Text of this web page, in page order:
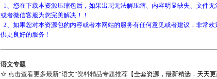
1、您在下载本资源压缩包后，如果出现无法解压缩、内容明显缺失、文件
或者微信客服为您完美解决！！
2、如果您对本资源包的内容或者本网站的服务有任何意见或者建议，非常
供更良好的服务！
语文专题
☆ 点击查看更多最新“语文”资料精品专题推荐【全套资源，最新精选，天天更